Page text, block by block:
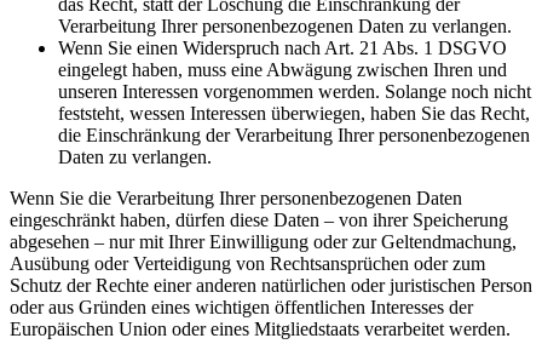
Verarbeitung Ihrer personenbezogenen Daten zu verlangen.
Wenn Sie einen Widerspruch nach Art. 21 Abs. 1 DSGVO
eingelegt haben, muss eine Abwägung zwischen Ihren und
unseren Interessen vorgenommen werden. Solange noch nicht
feststeht, wessen Interessen überwiegen, haben Sie das Recht,
die Einschränkung der Verarbeitung Ihrer personenbezogenen
Daten zu verlangen.
Wenn Sie die Verarbeitung Ihrer personenbezogenen Daten
eingeschränkt haben, dürfen diese Daten – von ihrer Speicherung
abgesehen – nur mit Ihrer Einwilligung oder zur Geltendmachung,
Ausübung oder Verteidigung von Rechtsansprüchen oder zum
Schutz der Rechte einer anderen natürlichen oder juristischen Person
oder aus Gründen eines wichtigen öffentlichen Interesses der
Europäischen Union oder eines Mitgliedstaats verarbeitet werden.